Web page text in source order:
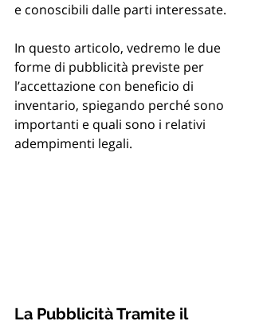
e conoscibili dalle parti interessate.
In questo articolo, vedremo le due
forme di pubblicità previste per
l’accettazione con beneficio di
inventario, spiegando perché sono
importanti e quali sono i relativi
adempimenti legali.
La Pubblicità Tramite il